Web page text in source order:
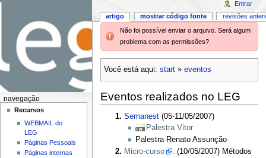
Não foi possível enviar o arquivo. Será algum
problema com as permissões?
Você está aqui: start» eventos
Eventos realizados no LEG
Semanest (05-11/05/2007)
Palestra Vitor
Palestra Renato Assunção
Micro-curso
: (10/05/2007) Métodos
artigo mostrar código fonte revisões
Entrar
navegação
Recursos
WEBMAIL do
LEG
Páginas Pessoais
Páginas internas